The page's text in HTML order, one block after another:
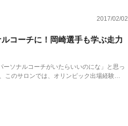
2017/02/02
コーチに！岡崎選手も学ぶ走力
ーソナルコーチがいたらいいのにな」と思っ
このサロンでは、オリンピック出場経験…